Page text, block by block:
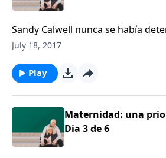
Sandy Calwell nunca se había
que podía decidir quedarse en
July 18, 2017
Play
Maternidad: una
Dia 3 de 6